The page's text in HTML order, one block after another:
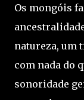
Os mongóis
natureza, um
com nada do
sonoridade